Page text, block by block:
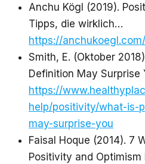
Anchu Kögl (2019).
Tipps, die wirklich…
https://
Smith, E. (Oktober
Definition May Surprise
https://
help/positivity/what-is-
may-surprise-you
Faisal Hoque (2014). 7
Positivity and Optimism